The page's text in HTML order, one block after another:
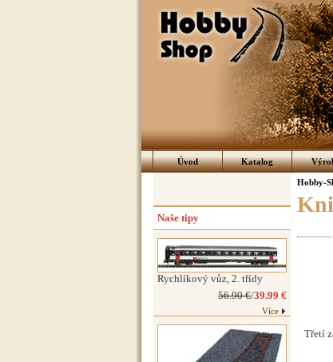
Úvod Katalog
Hobby-
Třetí
Naše tipy
Rychlíkový vůz, 2. třídy
56.90 €/39.99 €
Více